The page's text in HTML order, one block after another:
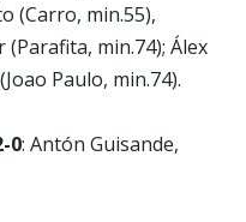
(Carro, min.55),
min.74); Álex
Paulo, min.74).
0: Antón Guisande,